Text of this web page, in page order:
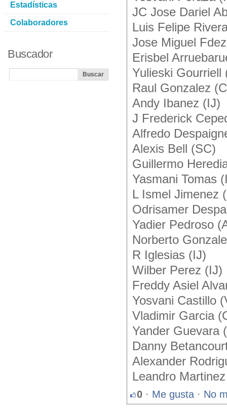
JC Jose Dariel
Luis Felipe
Jose Miguel
Erisbel
Yulieski Gourriell
Raul Gonzalez
Andy Ibanez (IJ)
J Frederick
Alfredo
Alexis Bell (SC)
Guillermo
Yasmani Tomas
L Ismel Jimenez
Odrisamer
Yadier Pedroso
Norberto
R Iglesias (IJ)
Wilber Perez (IJ)
Freddy Asiel
Yosvani Castillo
Vladimir Garcia
Yander Guevara
Danny
Alexander
Leandro
0 · Me gusta · No
Estadísticas
Colaboradores
Buscador